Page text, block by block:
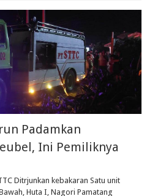
Padamkan
Ini Pemiliknya
Ditrjunkan kebakaran Satu unit
Huta I, Nagori Pamatang